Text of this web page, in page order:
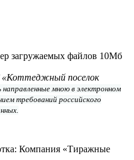
загружаемых файлов 10Мб
поселок
мною в электронном
требований российского
Компания «Тиражные